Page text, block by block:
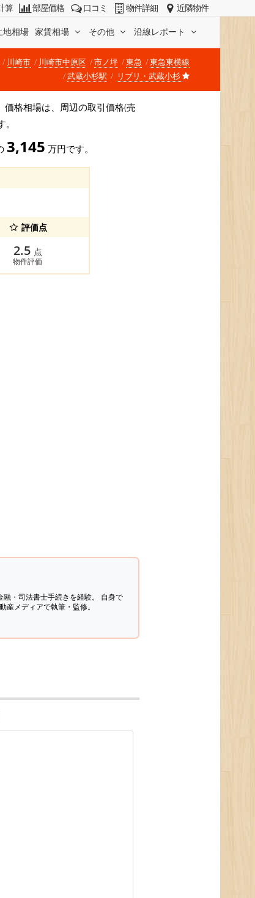
地相場 家賃相場 その他 沿線レポート
算 部屋価格 口コミ 物件詳細 近隣物件
川崎市 川崎市中原区 市ノ坪 東急
東急東横線
武蔵小杉駅
リブリ・武蔵小杉
格相場は、周辺の取引価格(売
3,145 万円です。
評価点
2.5 点
物件評価
・司法書士手続きを経験。 自身で
メディアで執筆・監修。